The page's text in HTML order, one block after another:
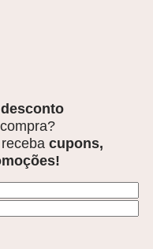
cupons,